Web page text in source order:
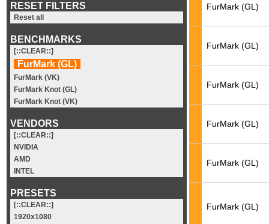
RESET FILTERS
Reset all
BENCHMARKS
[::CLEAR::]
FurMark (GL)
FurMark (VK)
FurMark Knot (GL)
FurMark Knot (VK)
VENDORS
[::CLEAR::]
NVIDIA
AMD
INTEL
PRESETS
[::CLEAR::]
1920x1080
FurMark (GL)
FurMark (GL)
FurMark (GL)
FurMark (GL)
FurMark (GL)
FurMark (GL)